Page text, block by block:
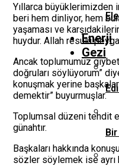
Enerji
Gezi
Yıllarca büyüklerimizden
beri hem dinliyor, hem
yaşaması ve
huydur. Allah resulü
Ancak toplumumuz
doğruları söylüyorum”
konuşmak yerine
demektir” buyurmuşlar.
Toplumsal düzeni tehdit
günahtır.
Başkaları hakkında
sözler söylemek ise ayrı